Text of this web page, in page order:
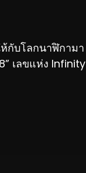
กับโลกนาฬิกามา
เลขแห่ง Infinity